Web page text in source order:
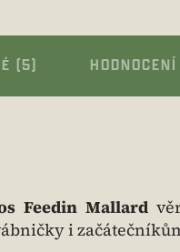
(5) HODNOCENÍ
Feedin Mallard
i